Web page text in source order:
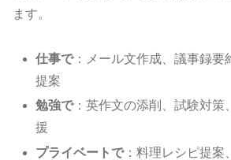
ます。
仕事で：メール文作成、議事録要
提案
勉強で：英作文の添削、試験対策
援
プライベートで：料理レシピ提案